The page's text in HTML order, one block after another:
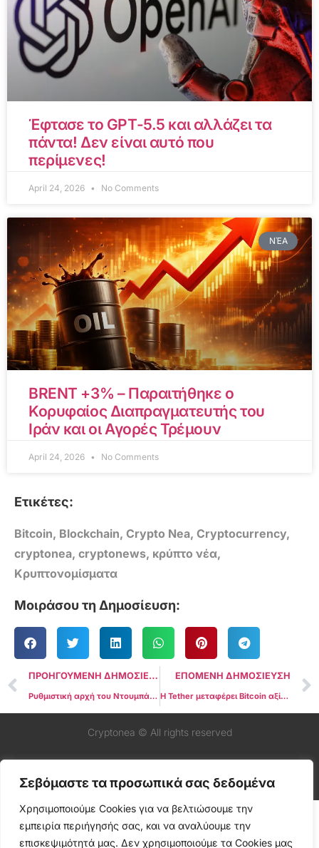
Σεβόμαστε τα προσωπικά σας δεδομένα
Χρησιμοποιούμε Cookies για να βελτιώσουμε την
εμπειρία περιήγησής σας, και να αναλύουμε την
επισκεψιμότητά μας. Δεν χρησιμοποιούμε τα Cookies μας
Έφτασε το GPT-5.5 και αλλάζει τα
πάντα! Δεν είναι αυτό που
περίμενες!
April 24, 2026 No Comments
ΝΈΑ
BRENT +3% – Παραιτήθηκε ο
Κορυφαίος Διαπραγματευτής του
Ιράν και οι Αγορές Τρέμουν
April 24, 2026 No Comments
Ετικέτες:
Bitcoin, Blockchain, Crypto Nea, Cryptocurrency,
cryptonea, cryptonews, κρύπτο νέα,
Κρυπτονομίσματα
Μοιράσου τη Δημοσίευση:
ΠΡΟΗΓΟΥΜΕΝΗ ΔΗΜΟΣΙΕΥΣΗ
Ρυθμιστική αρχή του Ντουμπάι δίνει πράσινο φως στο stablecoin RLUSD της Ripple
ΕΠΟΜΕΝΗ ΔΗΜΟΣΙΕΥΣΗ
Η Tether μεταφέρει Bitcoin αξίας $3,9 δισ. στην Twenty One Capital
Cryptonea © All rights reserved